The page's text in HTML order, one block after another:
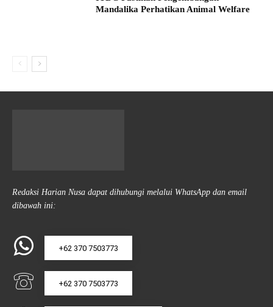
Mandalika Perhatikan Animal Welfare
Redaksi Harian Nusa dapat dihubungi melalui WhatsApp dan email
dibawah ini:
+62 370 7503773
+62 370 7503773